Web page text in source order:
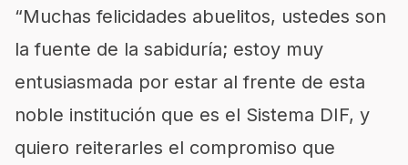
“Muchas felicidades abuelitos, ustedes son
la fuente de la sabiduría; estoy muy
entusiasmada por estar al frente de esta
noble institución que es el Sistema DIF, y
quiero reiterarles el compromiso que